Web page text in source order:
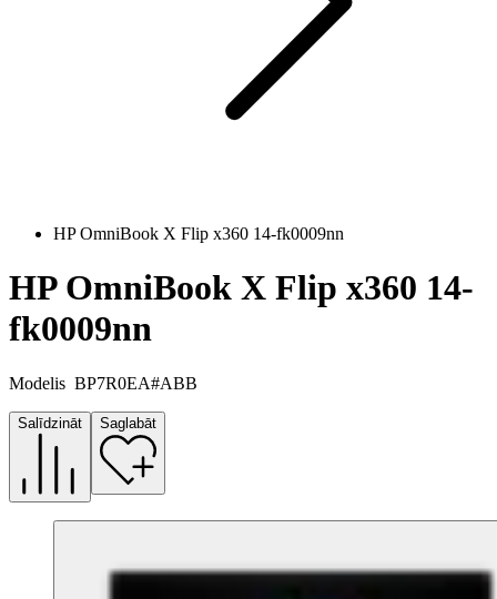
HP OmniBook X Flip x360 14-fk0009nn
HP OmniBook X Flip x360 14-
fk0009nn
Modelis BP7R0EA#ABB
Salīdzināt Saglabāt